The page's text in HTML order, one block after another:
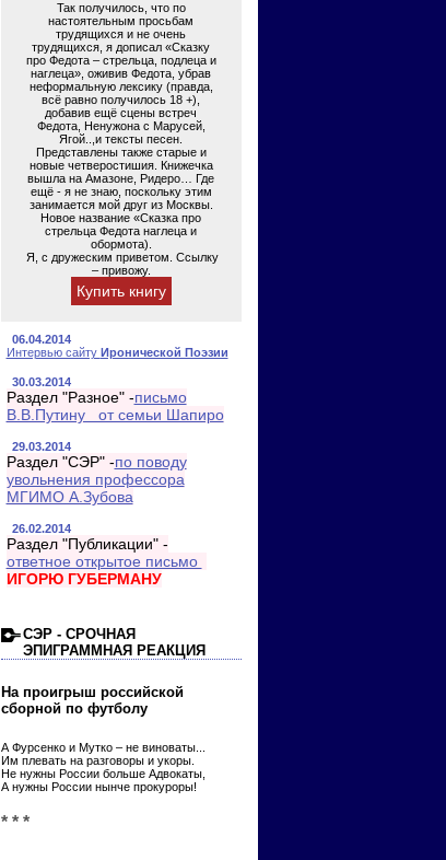
Так получилось, что по
настоятельным просьбам
трудящихся и не очень
трудящихся, я дописал «Сказку
про Федота – стрельца, подлеца и
наглеца», оживив Федота, убрав
неформальную лексику (правда,
всё равно получилось 18 +),
добавив ещё сцены встреч
Федота, Ненужона с Марусей,
Ягой..,и тексты песен.
Представлены также старые и
новые четверостишия. Книжечка
вышла на Амазоне, Ридеро… Где
ещё - я не знаю, поскольку этим
занимается мой друг из Москвы.
Новое название «Сказка про
стрельца Федота наглеца и
обормота).
Я, с дружеским приветом. Ссылку
– привожу.
Купить книгу
06.04.2014
Интервью сайту Иронической Поэзии
30.03.2014
Раздел "Разное" -письмо
В.В.Путину от семьи Шапиро
29.03.2014
Раздел "СЭР" -по поводу
увольнения профессора
МГИМО А.Зубова
26.02.2014
Раздел "Публикации" -
ответное открытое письмо
ИГОРЮ ГУБЕРМАНУ
СЭР - СРОЧНАЯ
ЭПИГРАММНАЯ РЕАКЦИЯ
На проигрыш российской
сборной по футболу
А Фурсенко и Мутко – не виноваты...
Им плевать на разговоры и укоры.
Не нужны России больше Адвокаты,
А нужны России нынче прокуроры!
* * *